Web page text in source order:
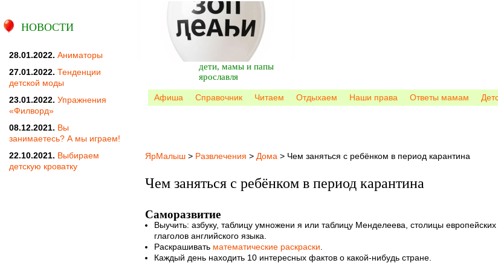
НОВОСТИ
28.01.2022. Аниматоры
27.01.2022. Тенденции
детской моды
23.01.2022. Упражнения
«Филворд»
08.12.2021. Вы
занимаетесь? А мы играем!
22.10.2021. Выбираем
детскую кроватку
дети, мамы и папы
ярославля
Афиша Справочник Читаем Отдыхаем Наши права Ответы мамам
ЯрМалыш > Развлечения > Дома > Чем заняться с ребёнком в период карантина
Чем заняться с ребёнком в период карантина
Саморазвитие
Выучить: азбуку, таблицу умножени я или таблицу Менделеева, столицы
глаголов английского языка.
Раскрашивать математические раскраски
Каждый день находить 10 интересных фактов о какой-нибудь стране.